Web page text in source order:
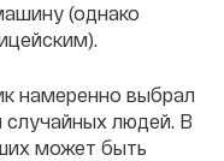
(однако
намеренно выбрал
случайных людей. В
может быть